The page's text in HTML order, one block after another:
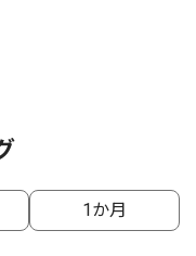
1か月